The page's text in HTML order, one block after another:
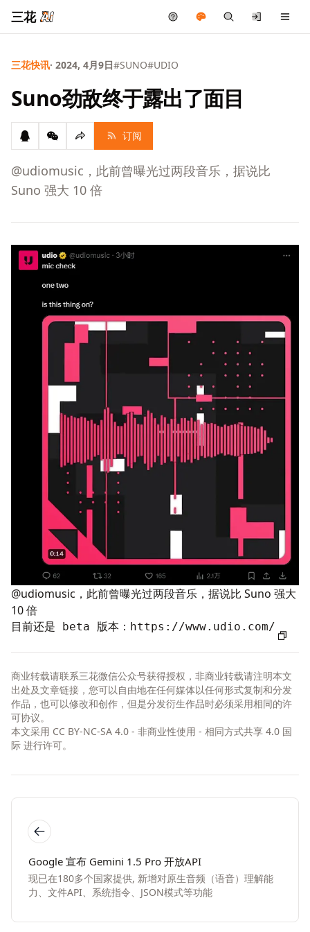
三花
三花快讯· 2024, 4月9日#SUNO#UDIO
Suno劲敌终于露出了面目
订阅
@udiomusic，此前曾曝光过两段音乐，据说比
Suno 强大 10 倍
@udiomusic，此前曾曝光过两段音乐，据说比 Suno 强大
10 倍
目前还是 beta 版本： https://www.udio.com/
商业转载请联系三花微信公众号获得授权，非商业转载请注明本文
出处及文章链接，您可以自由地在任何媒体以任何形式复制和分发
作品，也可以修改和创作，但是分发衍生作品时必须采用相同的许
可协议。
本文采用 CC BY-NC-SA 4.0 - 非商业性使用 - 相同方式共享 4.0 国
际 进行许可。
Google 宣布 Gemini 1.5 Pro 开放API
现已在180多个国家提供, 新增对原生音频（语音）理解能
力、文件API、系统指令、JSON模式等功能